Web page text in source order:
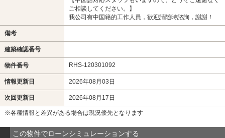
ご相談してください。】
我公司有中国籍的工作人員，歓迎請随時諮詢，謝謝！
備考
建築確認番号
物件番号 RHS-120301092
情報更新日 2026年08月03日
次回更新日 2026年08月17日
※各種情報と差異がある場合は現況優先となります
この物件でローンシミュレーションする